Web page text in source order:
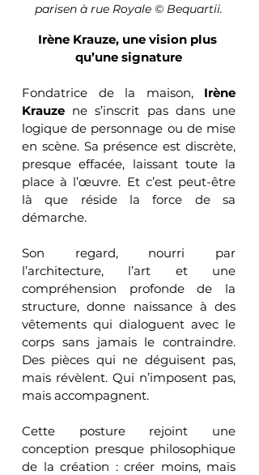
parisen à rue Royale © Bequartii.
Irène Krauze, une vision plus
qu’une signature
Fondatrice de la maison, Irène
Krauze ne s’inscrit pas dans une
logique de personnage ou de mise
en scène. Sa présence est discrète,
presque effacée, laissant toute la
place à l’œuvre. Et c’est peut-être
là que réside la force de sa
démarche.
Son regard, nourri par
l’architecture, l’art et une
compréhension profonde de la
structure, donne naissance à des
vêtements qui dialoguent avec le
corps sans jamais le contraindre.
Des pièces qui ne déguisent pas,
mais révèlent. Qui n’imposent pas,
mais accompagnent.
Cette posture rejoint une
conception presque philosophique
de la création : créer moins, mais